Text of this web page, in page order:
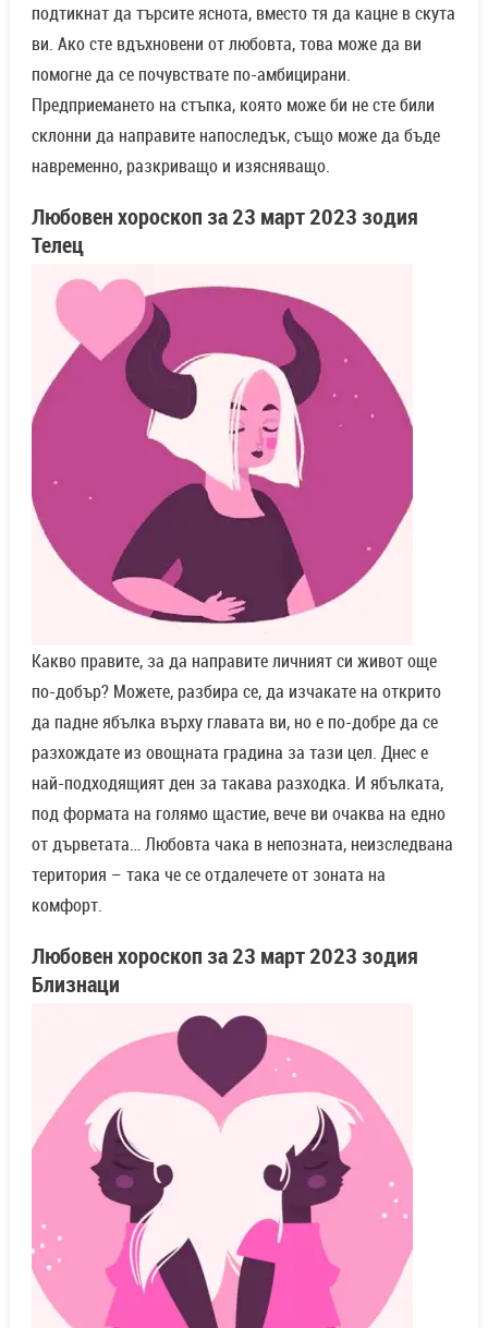
подтикнат да търсите яснота, вместо тя да кацне в скута
ви. Ако сте вдъхновени от любовта, това може да ви
помогне да се почувствате по-амбицирани.
Предприемането на стъпка, която може би не сте били
склонни да направите напоследък, също може да бъде
навременно, разкриващо и изясняващо.
Любовен хороскоп за23 март2023 зодия
Телец
Какво правите, за да направите личният си живот още
по-добър? Можете, разбира се, да изчакате на открито
да падне ябълка върху главата ви, но е по-добре да се
разхождате из овощната градина за тази цел. Днес е
най-подходящият ден за такава разходка. И ябълката,
под формата на голямо щастие, вече ви очаква на едно
от дърветата… Любовта чака в непозната, неизследвана
територия – така че се отдалечете от зоната на
комфорт.
Любовен хороскоп за23 март2023 зодия
Близнаци